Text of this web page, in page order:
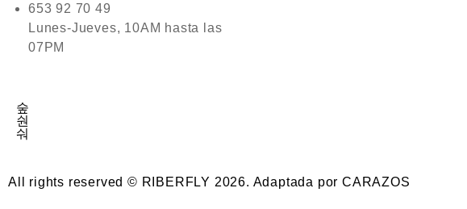
653 92 70 49
Lunes-Jueves, 10AM hasta las
07PM
All rights reserved © RIBERFLY 2026. Adaptada por CARAZOS